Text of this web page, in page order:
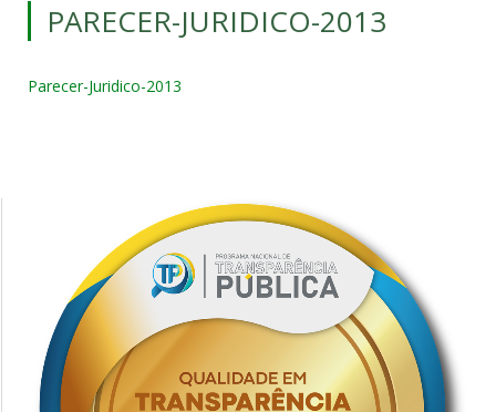
PARECER-JURIDICO-2013
Parecer-Juridico-2013